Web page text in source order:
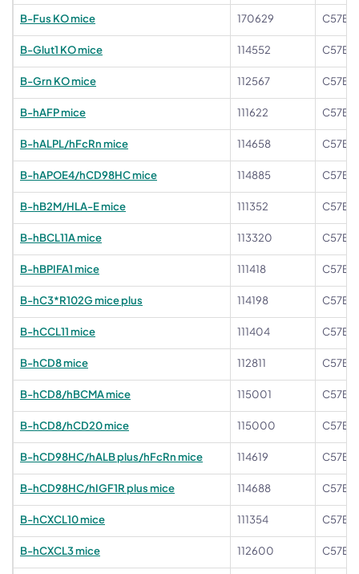
B-Fus KO mice 170629
B-Glut1 KO mice 114552
B-Grn KO mice 112567
B-hAFP mice 111622
B-hALPL/hFcRn mice 114658
B-hAPOE4/hCD98HC mice 114885
B-hB2M/HLA-E mice 111352
B-hBCL11A mice 113320
B-hBPIFA1 mice 111418
B-hC3*R102G mice plus 114198
B-hCCL11 mice 111404
B-hCD8 mice 112811
B-hCD8/hBCMA mice 115001
B-hCD8/hCD20 mice 115000
B-hCD98HC/hALB plus/hFcRn mice 114619
B-hCD98HC/hIGF1R plus mice 114688
B-hCXCL10 mice 111354
B-hCXCL3 mice 112600